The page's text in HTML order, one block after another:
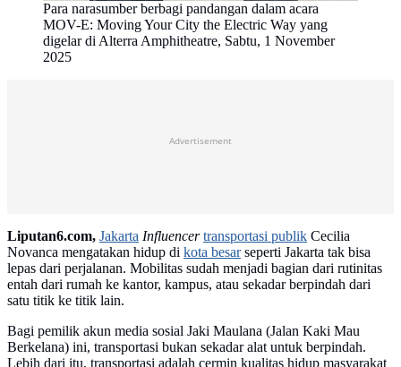
Para narasumber berbagi pandangan dalam acara
MOV-E: Moving Your City the Electric Way yang
digelar di Alterra Amphitheatre, Sabtu, 1 November
2025
Advertisement
Liputan6.com, Jakarta Influencer transportasi publik Cecilia
Novanca mengatakan hidup di kota besarseperti Jakarta tak bisa
lepas dari perjalanan. Mobilitas sudah menjadi bagian dari rutinitas
entah dari rumah ke kantor, kampus, atau sekadar berpindah dari
satu titik ke titik lain.
Bagi pemilik akun media sosial Jaki Maulana (Jalan Kaki Mau
Berkelana) ini, transportasi bukan sekadar alat untuk berpindah.
Lebih dari itu, transportasi adalah cermin kualitas hidup masyarakat